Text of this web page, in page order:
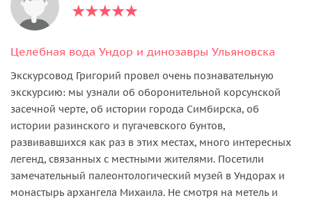
Целебная вода Ундор и динозавры Ульяновска
Экскурсовод Григорий провел очень познавательную
экскурсию: мы узнали об оборонительной корсунской
засечной черте, об истории города Симбирска, об
истории разинского и пугачевского бунтов,
развивавшихся как раз в этих местах, много интересных
легенд, связанных с местными жителями. Посетили
замечательный палеонтологический музей в Ундорах и
монастырь архангела Михаила. Не смотря на метель и